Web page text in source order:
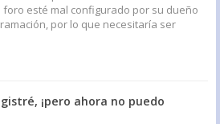
esté mal configurado por su dueño
por lo que necesitaría ser
¡pero ahora no puedo